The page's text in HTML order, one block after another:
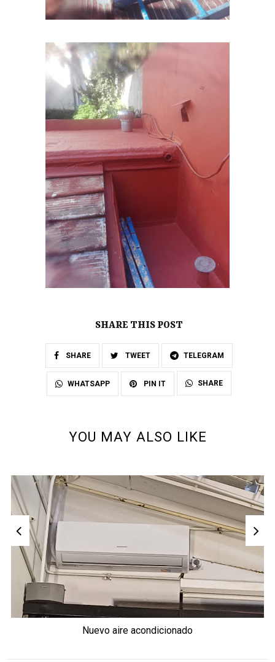
SHARE THIS POST
SHARE TWEET TELEGRAM
WHATSAPP PIN IT SHARE
YOU MAY ALSO LIKE
Nuevo aire acondicionado